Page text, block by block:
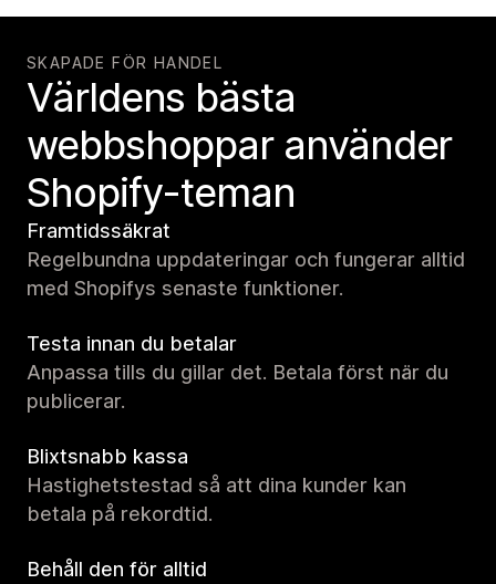
SKAPADE FÖR HANDEL
Världens bästa
webbshoppar använder
Shopify-teman
Framtidssäkrat
Regelbundna uppdateringar och fungerar alltid
med Shopifys senaste funktioner.
Testa innan du betalar
Anpassa tills du gillar det. Betala först när du
publicerar.
Blixtsnabb kassa
Hastighetstestad så att dina kunder kan
betala på rekordtid.
Behåll den för alltid